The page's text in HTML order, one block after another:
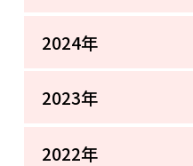
2024年
2023年
2022年